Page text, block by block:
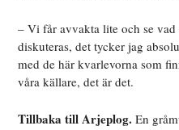
– Vi får avvakta lite och se
diskuteras, det tycker jag
med de här kvarlevorna som
våra källare, det är det.
Tillbaka till Arjeplog. En